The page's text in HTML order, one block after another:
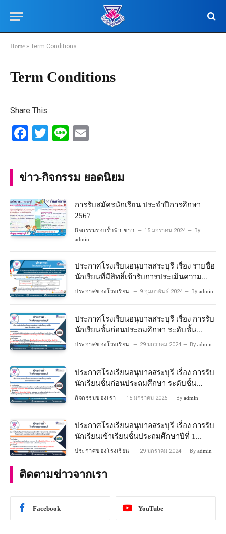
Home » Term Conditions
Term Conditions
Share This :
Facebook
Twitter
Line
ข่าว-กิจกรรม ยอดนิยม
การรับสมัครนักเรียน ประจำปีการศึกษา
2567
กิจกรรมรอบรั้วฟ้า-ขาว 15 มกราคม 2024 By
admin
ประกาศโรงเรียนอนุบาลสระบุรี เรื่อง รายชื่อ
นักเรียนที่มีสิทธิ์เข้ารับการประเมินความ
พร้อมเข้าเรียนชั้นประถมศึกษาปีที่ 1
ประกาศของโรงเรียน 9 กุมภาพันธ์ 2024 By admin
ประกาศโรงเรียนอนุบาลสระบุรี เรื่อง การรับ
นักเรียนชั้นก่อนประถมศึกษา ระดับชั้น
อนุบาลปีที่ 2 ประจําปีการศึกษา 2567
ประกาศของโรงเรียน 29 มกราคม 2024 By admin
ประกาศโรงเรียนอนุบาลสระบุรี เรื่อง การรับ
นักเรียนชั้นก่อนประถมศึกษา ระดับชั้น
อนุบาลปีที่ ๒ ประจำปีการศึกษา ๒๕๖๙
กิจกรรมของเรา 15 มกราคม 2026 By admin
ประกาศโรงเรียนอนุบาลสระบุรี เรื่อง การรับ
นักเรียนเข้าเรียนชั้นประถมศึกษาปีที่ 1
โครงการห้องเรียนพิเศษ วิทยาศาสตร์ และ
ประกาศของโรงเรียน 29 มกราคม 2024 By admin
ติดตามข่าวจากเรา
Facebook YouTube